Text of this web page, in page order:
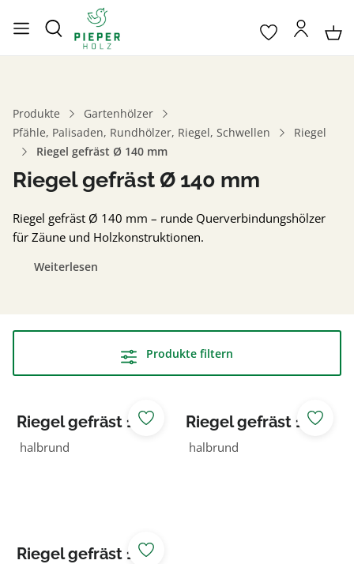
Produkte
Gartenhölzer
Pfähle, Palisaden, Rundhölzer, Riegel, Schwellen
Riegel
Riegel gefräst Ø 140 mm
Riegel gefräst Ø 140 mm
Riegel gefräst Ø 140 mm – runde Querverbindungshölzer
für Zäune und Holzkonstruktionen.
Weiterlesen
Produkte filtern
Riegel gefräst 140
NADELHOLZ
halbrund
Riegel gefräst 140
NADELHOLZ KDI
halbrund
Riegel gefräst 140